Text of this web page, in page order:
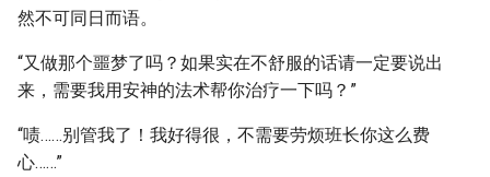
然不可同日而语。
“又做那个噩梦了吗？如果实在不舒服的话请一定要说出
来，需要我用安神的法术帮你治疗一下吗？”
“啧……别管我了！我好得很，不需要劳烦班长你这么费
心……”